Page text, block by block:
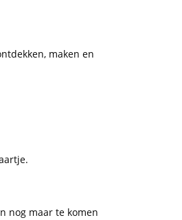
maken en
nog maar te komen